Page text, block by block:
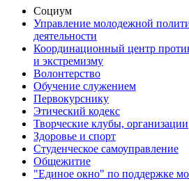
Социум
Управление молодежной
деятельности
Координационный центр
и экстремизму
Волонтерство
Обучение служением
Первокурснику
Этический кодекс
Творческие клубы, организации
Здоровье и спорт
Студенческое самоуправление
Общежитие
"Единое окно" по поддержке